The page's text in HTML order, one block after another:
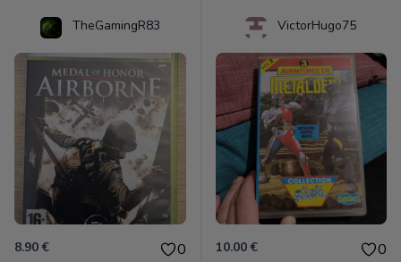
TheGamingR83
8.90 € 0
VictorHugo75
10.00 € 0